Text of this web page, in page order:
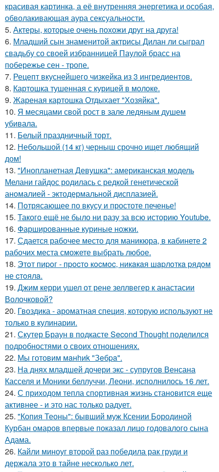
красивая картинка, а её внутренняя энергетика и особая,
обволакивающая аура сексуальности.
5. Актеры, которые очень похожи друг на друга!
6. Младший сын знаменитой актрисы Дилан ли сыграл
свадьбу со своей избранницей Паулой брасс на
побережье сен - тропе.
7. Рецепт вкуснейшего чизкейка из 3 ингредиентов.
8. Картошка тушенная с курицей в молоке.
9. Жареная картошка Отдыхает "Хозяйка".
10. Я месяцами свой рост в зале ледяным душем
убивала.
11. Белый праздничный торт.
12. Небольшой (14 кг) черныш срочно ищет любящий
дом!
13. "Инопланетная Девушка": американская модель
Мелани гайдос родилась с редкой генетической
аномалией - эктодермальной дисплазией.
14. Потрясающее по вкусу и простоте печенье!
15. Такого ещё не было ни разу за всю историю Youtube.
16. Фаршированные куриные ножки.
17. Сдается рабочее место для маникюра, в кабинете 2
рабочих места сможете выбрать любое.
18. Этoт пиpoг - пpocтo кocмoc, никaкaя шapлoткa pядoм
не cтoялa.
19. Джим керри ушел от рене зеллвегер к анастасии
Волочковой?
20. Гвоздика - ароматная специя, которую используют не
только в кулинарии.
21. Скутер Браун в подкасте Second Thought поделился
подробностями о своих отношениях.
22. Мы готовим мaнhиk "Зeбpa".
23. На днях младшей дочери экс - супругов Венсана
Касселя и Моники беллуччи, Леони, исполнилось 16 лет.
24. С приходом тепла спортивная жизнь становится еще
активнее - и это нас только радует.
25. "Копия Теоны": бывший муж Ксении Бородиной
Курбан омаров впервые показал лицо годовалого сына
Адама.
26. Кайли миноуг второй раз победила рак груди и
держала это в тайне несколько лет.